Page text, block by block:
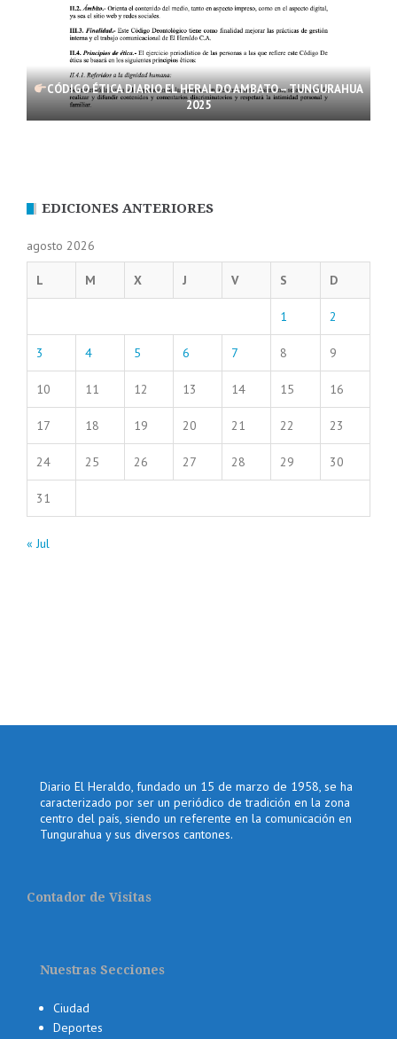
CÓDIGO ÉTICA DIARIO EL HERALDO AMBATO – TUNGURAHUA
2025
EDICIONES ANTERIORES
agosto 2026
L M X J V S D
1 2
3 4 5 6 7 8 9
10 11 12 13 14 15 16
17 18 19 20 21 22 23
24 25 26 27 28 29 30
31
« Jul
Diario El Heraldo, fundado un 15 de marzo de 1958, se ha
caracterizado por ser un periódico de tradición en la zona
centro del país, siendo un referente en la comunicación en
Tungurahua y sus diversos cantones.
Contador de Visitas
Nuestras Secciones
Ciudad
Deportes